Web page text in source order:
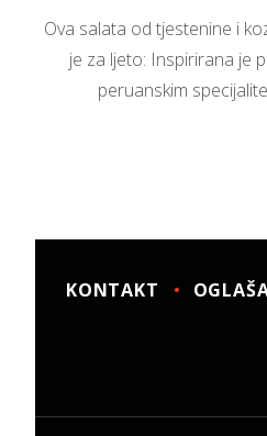
Ova salata od tjestenine i
je za ljeto: Inspirirana je
peruanskim
KONTAKT